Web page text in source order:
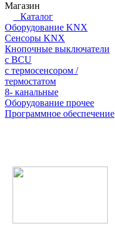
Магазин
Каталог
Оборудование KNX
Сенсоры KNX
Кнопочные выключатели
с BCU
с термосенсором /
термостатом
8- канальные
Оборудование прочее
Программное обеспечение